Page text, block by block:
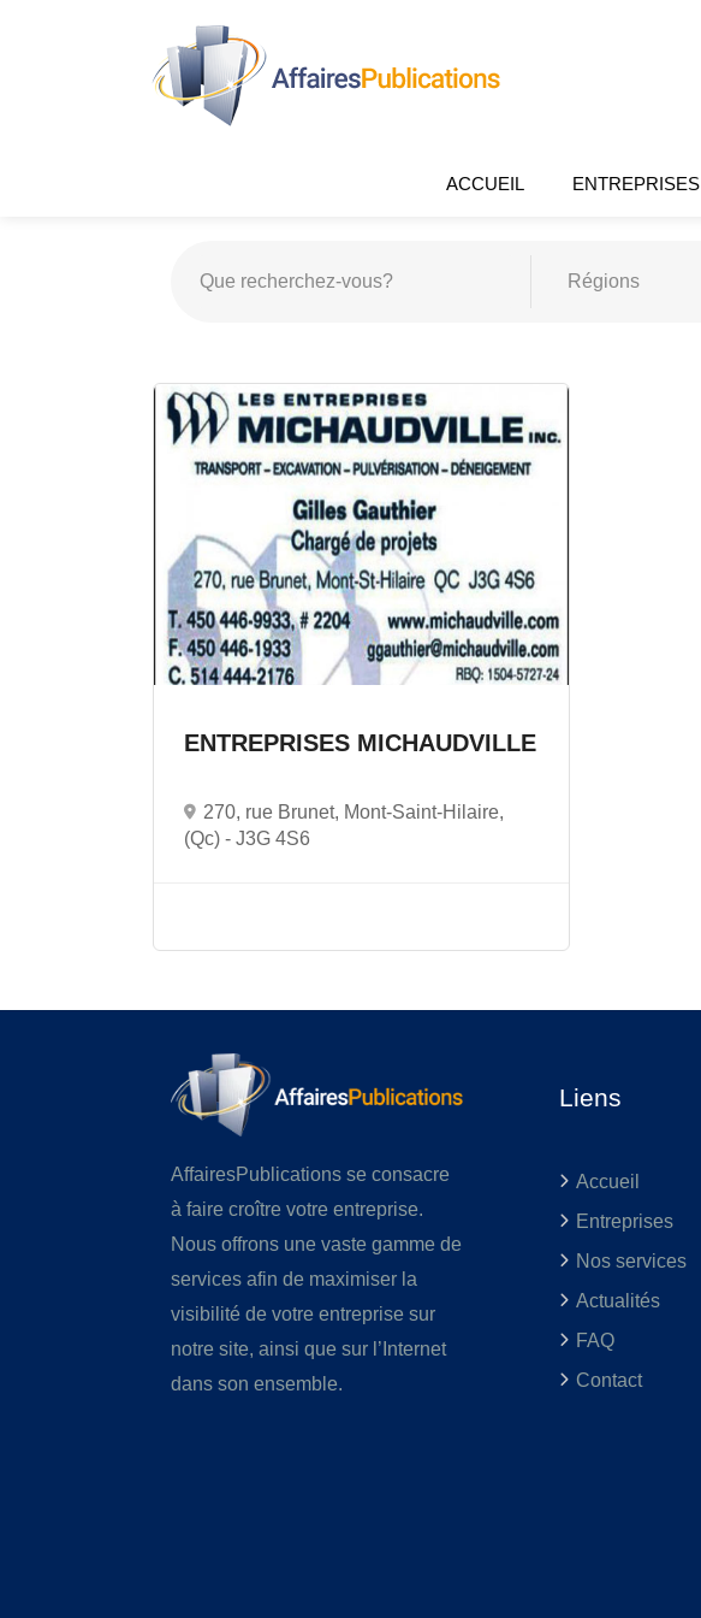
ACCUEIL ENTREPRISES
ENTREPRISES MICHAUDVILLE
270, rue Brunet, Mont-Saint-Hilaire,
(Qc) - J3G 4S6
AffairesPublications se consacre
à faire croître votre entreprise.
Nous offrons une vaste gamme de
services afin de maximiser la
visibilité de votre entreprise sur
notre site, ainsi que sur l’Internet
dans son ensemble.
Liens
Accueil
Entreprises
Nos services
Actualités
FAQ
Contact